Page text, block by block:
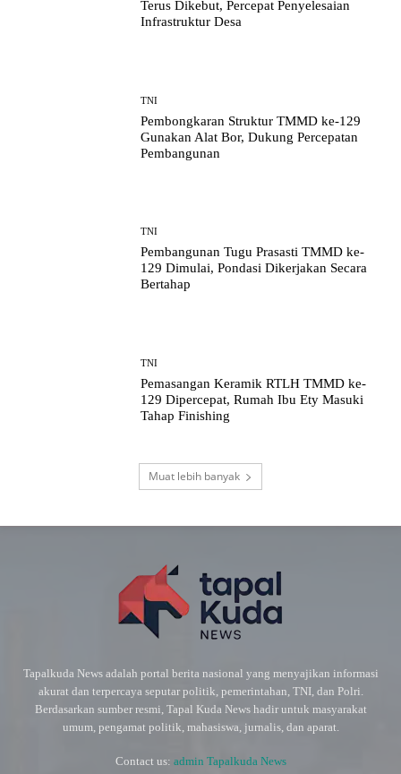
Terus Dikebut, Percepat Penyelesaian
Infrastruktur Desa
TNI
Pembongkaran Struktur TMMD ke-129
Gunakan Alat Bor, Dukung Percepatan
Pembangunan
TNI
Pembangunan Tugu Prasasti TMMD ke-
129 Dimulai, Pondasi Dikerjakan Secara
Bertahap
TNI
Pemasangan Keramik RTLH TMMD ke-
129 Dipercepat, Rumah Ibu Ety Masuki
Tahap Finishing
Muat lebih banyak
Tapalkuda News adalah portal berita nasional yang menyajikan informasi
akurat dan terpercaya seputar politik, pemerintahan, TNI, dan Polri.
Berdasarkan sumber resmi, Tapal Kuda News hadir untuk masyarakat
umum, pengamat politik, mahasiswa, jurnalis, dan aparat.
Contact us: admin Tapalkuda News